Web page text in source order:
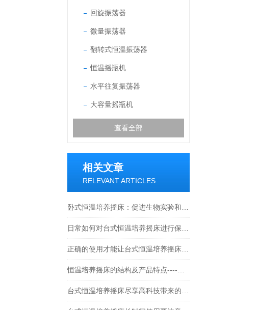
回旋振荡器
微量振荡器
翻转式恒温振荡器
恒温摇瓶机
水平往复振荡器
大容量摇瓶机
查看全部
相关文章
RELEVANT ARTICLES